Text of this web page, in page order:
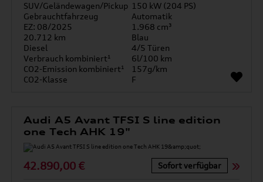
SUV/Geländewagen/Pickup 150 kW (204 PS)
Gebrauchtfahrzeug
Automatik
EZ: 08/2025
1.968 cm³
20.712 km
Blau
Diesel
4/5 Türen
Verbrauch kombiniert¹
6l/100 km
CO2-Emission kombiniert¹
157g/km
CO2-Klasse
F
Audi A5 Avant TFSI S line edition
one Tech AHK 19"
42.890,00 € Sofort verfügbar